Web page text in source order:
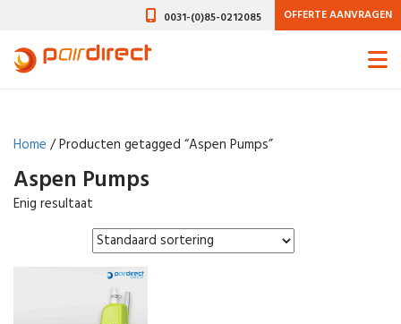
0031-(0)85-0212085 OFFERTE AANVRAGEN
Home / Producten getagged “Aspen Pumps”
Aspen Pumps
Enig resultaat